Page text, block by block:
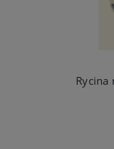
Rycina